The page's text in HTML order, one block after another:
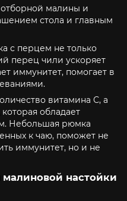
отборной малины и
стола и главным
с перцем не только
перец чили ускоряет
иммунитет, помогает в
витамина С, а
обладает
Небольшая рюмка
к чаю, поможет не
иммунитет, но и не
малиновой настойки